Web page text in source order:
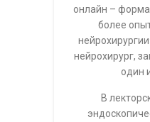
онлайн –
более
нейрохирург,
один
В